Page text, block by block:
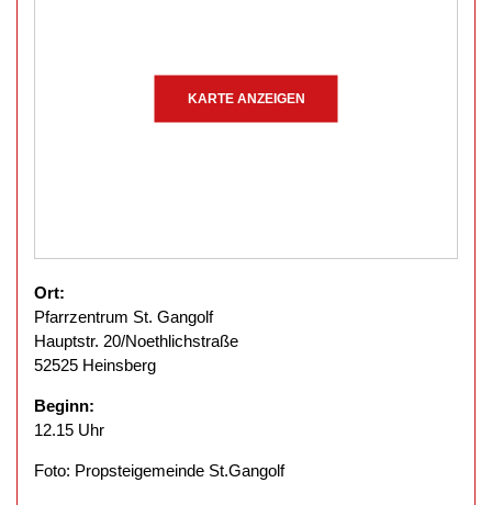
KARTE ANZEIGEN
Ort:
Pfarrzentrum St. Gangolf
Hauptstr. 20/Noethlichstraße
52525 Heinsberg
Beginn:
12.15 Uhr
Foto: Propsteigemeinde St.Gangolf